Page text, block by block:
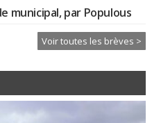
municipal, par Populous
Voir toutes les brèves >